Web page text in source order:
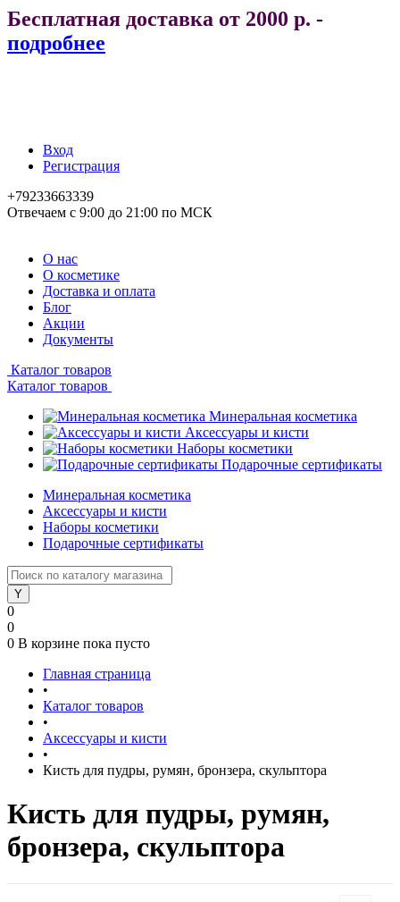
Бесплатная доставка от 2000 р. -
подробнее
Вход
Регистрация
+79233663339
Отвечаем с 9:00 до 21:00 по МСК
О нас
О косметике
Доставка и оплата
Блог
Акции
Документы
Каталог товаров
Каталог товаров
Минеральная косметика
Аксессуары и кисти
Наборы косметики
Подарочные сертификаты
Минеральная косметика
Аксессуары и кисти
Наборы косметики
Подарочные сертификаты
0
0
0 В корзине пока пусто
Главная страница
•
Каталог товаров
•
Аксессуары и кисти
•
Кисть для пудры, румян, бронзера, скульптора
Кисть для пудры, румян,
бронзера, скульптора